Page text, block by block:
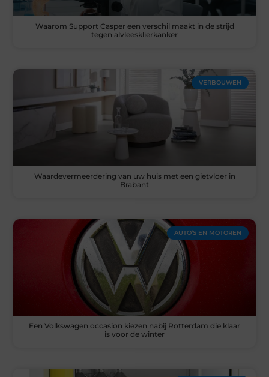
Waarom Support Casper een verschil maakt in de strijd
tegen alvleesklierkanker
VERBOUWEN
Waardevermeerdering van uw huis met een gietvloer in
Brabant
AUTO’S EN MOTOREN
Een Volkswagen occasion kiezen nabij Rotterdam die klaar
is voor de winter